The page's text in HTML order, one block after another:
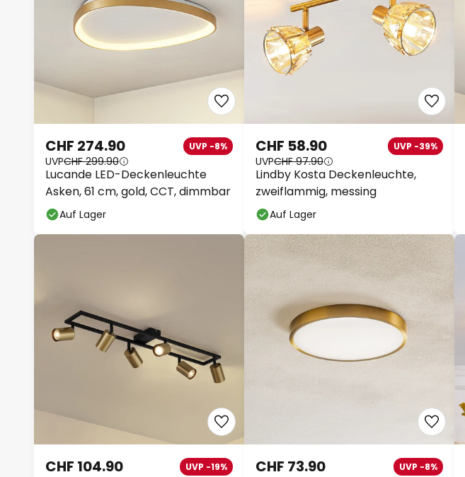
Lucande LED-Deckenleuchte
Asken, 61 cm, gold, CCT, dimmbar
CHF 274.90 UVP -8%
UVPCHF 299.90
Auf Lager
Lindby Kosta Deckenleuchte,
zweiflammig, messing
CHF 58.90 UVP -39%
UVPCHF 97.90
Auf Lager
CHF 104.90 UVP -19% CHF 73.90 UVP -8%